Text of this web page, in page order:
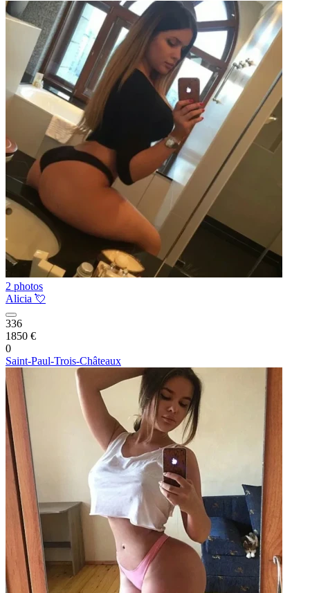
2 photos
Alicia 💘
336
1850 €
0
Saint-Paul-Trois-Châteaux